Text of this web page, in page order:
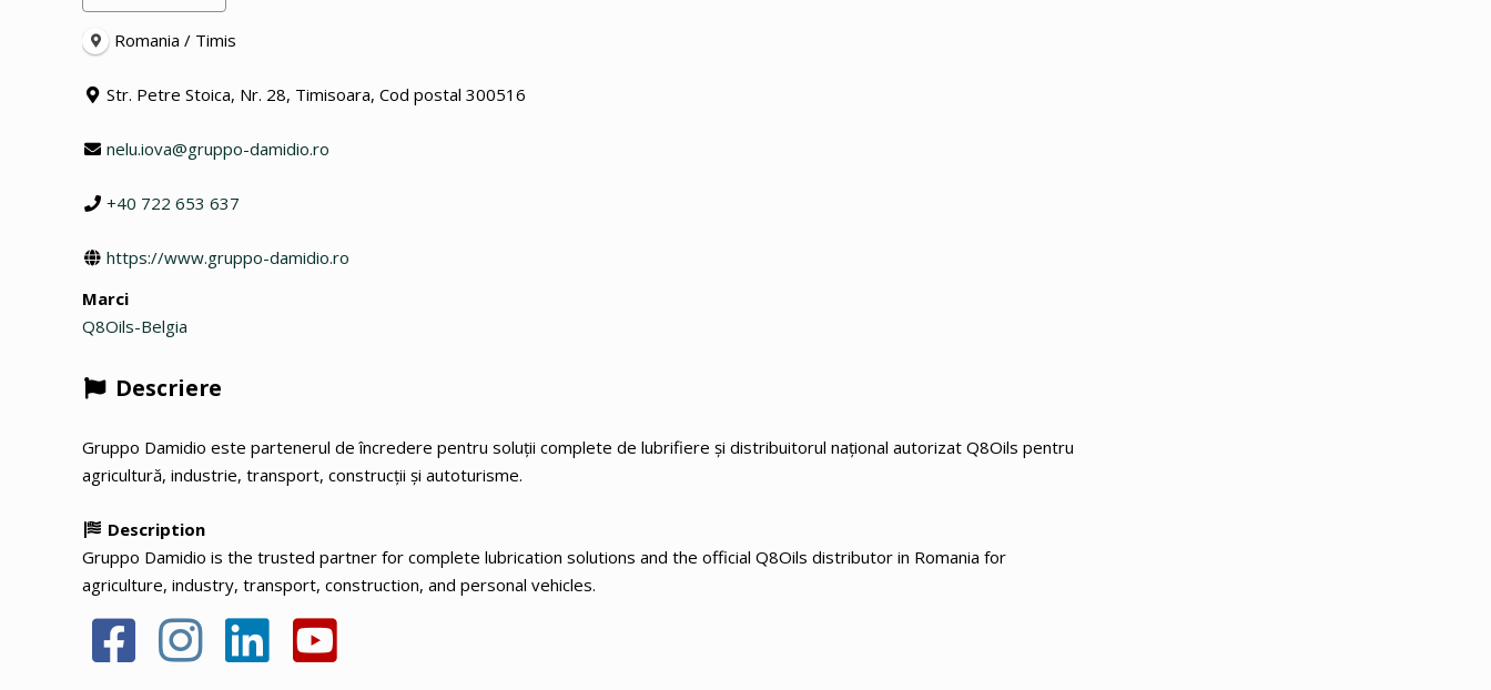
Romania / Timis
Str. Petre Stoica, Nr. 28, Timisoara, Cod postal 300516
nelu.iova@gruppo-damidio.ro
+40 722 653 637
https://www.gruppo-damidio.ro
Marci
Q8Oils-Belgia
Descriere
Gruppo Damidio este partenerul de încredere pentru soluții complete de lubrifiere și distribuitorul național autorizat Q8Oils pentru
agricultură, industrie, transport, construcții și autoturisme.
Description
Gruppo Damidio is the trusted partner for complete lubrication solutions and the official Q8Oils distributor in Romania for
agriculture, industry, transport, construction, and personal vehicles.